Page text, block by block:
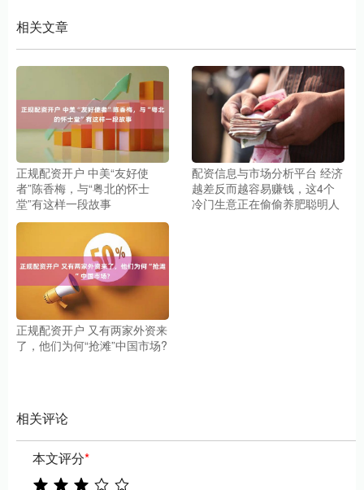
相关文章
正规配资开户 中美“友好使
者”陈香梅，与“粤北的怀士
堂”有这样一段故事
配资信息与市场分析平台 经济
越差反而越容易赚钱，这4个
冷门生意正在偷偷养肥聪明人
正规配资开户 又有两家外资来
了，他们为何“抢滩”中国市场?
相关评论
本文评分*